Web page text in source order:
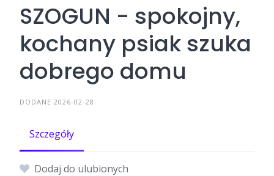
SZOGUN - spokojny,
kochany psiak szuka
dobrego domu
DODANE 2026-02-28
Szczegóły
Dodaj do ulubionych